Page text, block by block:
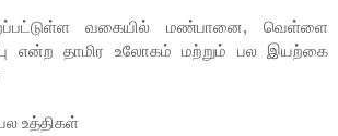
வகையில் மண்பானை, வெள்ளை
என்ற தாமிர உலோகம் மற்றும் பல இயற்கை
உத்திகள்